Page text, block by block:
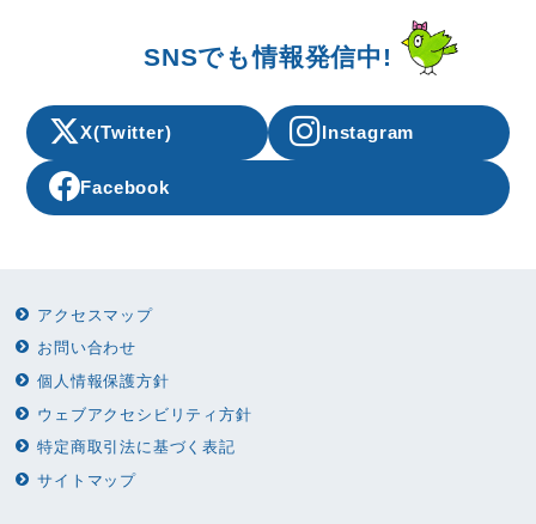
SNSでも情報発信中!
X(Twitter) Instagram
Facebook
アクセスマップ
お問い合わせ
個人情報保護方針
ウェブアクセシビリティ方針
特定商取引法に基づく表記
サイトマップ